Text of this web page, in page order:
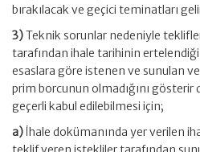
bırakılacak ve geçici teminatları
3)Teknik sorunlar nedeniyle
tarafından ihale tarihinin
esaslara göre istenen ve sunulan
prim borcunun olmadığını gösterir
geçerli kabul edilebilmesi için;
a) İhale dokümanında yer verilen